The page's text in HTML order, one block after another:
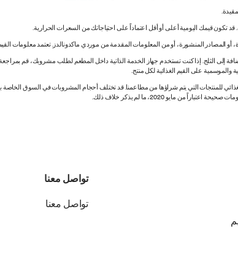
المصادر المنشورة، أو من المعلومات المقدمة من موردي ماكدونالدز. تعتمد معلومات
إلى الثلج. إذا كنت تستخدم جهاز الخدمة الذاتية داخل المطعم لطلب مشروبك، قم
والموسمية على القيم الغذائية لكل منتج.
للمنتجات التي يتم شراؤها من مطاعمنا. قد تختلف أحجام المشروبات في السوق
مايو 2020، ما لم يذكر خلاف ذلك.
تواصل معنا
تواصل معنا